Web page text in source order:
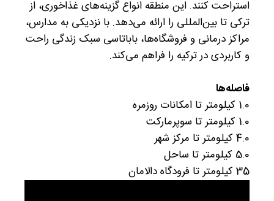
استراحت کنند. این منطقه انواع گزینه‌های غذاخوری، از
ترکی تا بین‌المللی را ارائه می‌دهد. با نزدیکی به مدارس،
مراکز درمانی و فروشگاه‌ها، باباتاسی سبک زندگی راحت
و کاربردی در ترکیه را فراهم می‌کند.
فاصله‌ها
1.0 کیلومتر تا امکانات روزمره
1.0 کیلومتر تا سوپرمارکت
4.0 کیلومتر تا مرکز شهر
5.0 کیلومتر تا ساحل
35 کیلومتر تا فرودگاه دالامان